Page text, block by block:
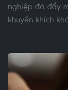
nghiệp đã đẩy
khuyến khích